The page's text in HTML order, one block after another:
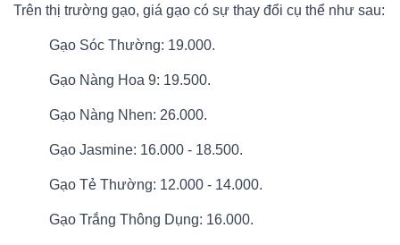
Trên thị trường gạo, giá gạo có sự thay đổi cụ thể như sau:
Gạo Sóc Thường: 19.000.
Gạo Nàng Hoa 9: 19.500.
Gạo Nàng Nhen: 26.000.
Gạo Jasmine: 16.000 - 18.500.
Gạo Tẻ Thường: 12.000 - 14.000.
Gạo Trắng Thông Dụng: 16.000.